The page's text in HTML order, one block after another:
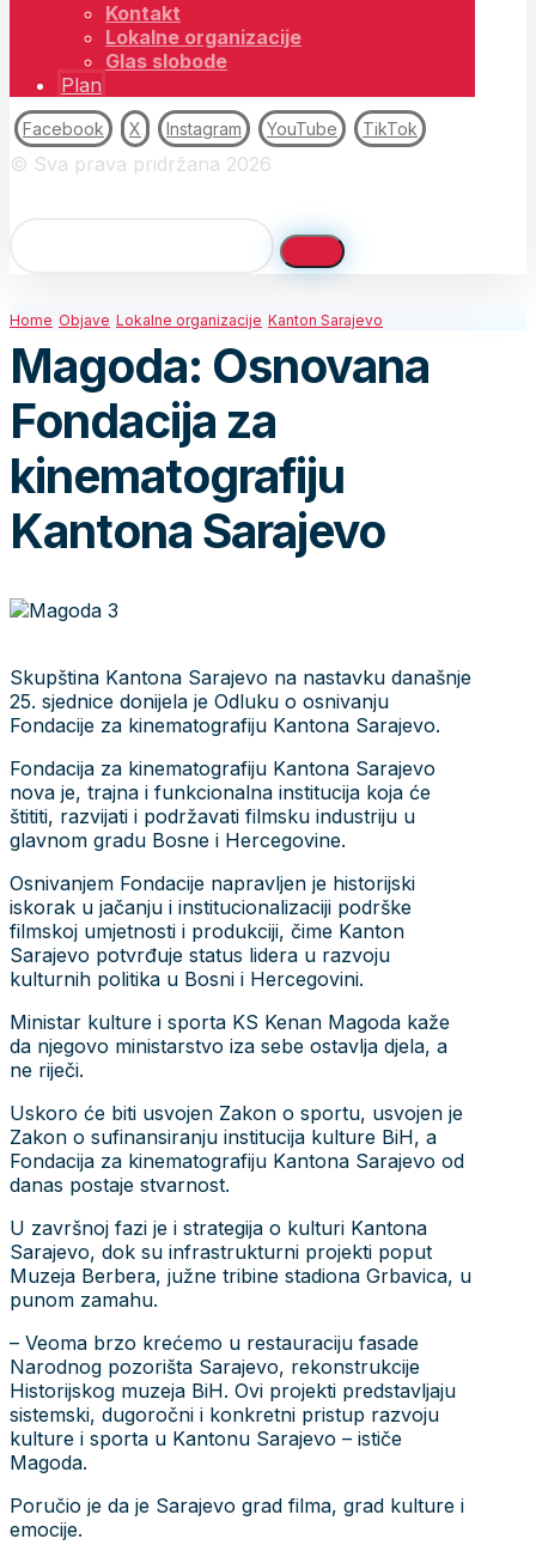
Kontakt
Lokalne organizacije
Glas slobode
Plan
Facebook X Instagram YouTube TikTok
© Sva prava pridržana 2026
Home Objave Lokalne organizacije Kanton Sarajevo
Magoda: Osnovana
Fondacija za
kinematografiju
Kantona Sarajevo
Skupština Kantona Sarajevo na nastavku današnje
25. sjednice donijela je Odluku o osnivanju
Fondacije za kinematografiju Kantona Sarajevo.
Fondacija za kinematografiju Kantona Sarajevo
nova je, trajna i funkcionalna institucija koja će
štititi, razvijati i podržavati filmsku industriju u
glavnom gradu Bosne i Hercegovine.
Osnivanjem Fondacije napravljen je historijski
iskorak u jačanju i institucionalizaciji podrške
filmskoj umjetnosti i produkciji, čime Kanton
Sarajevo potvrđuje status lidera u razvoju
kulturnih politika u Bosni i Hercegovini.
Ministar kulture i sporta KS Kenan Magoda kaže
da njegovo ministarstvo iza sebe ostavlja djela, a
ne riječi.
Uskoro će biti usvojen Zakon o sportu, usvojen je
Zakon o sufinansiranju institucija kulture BiH, a
Fondacija za kinematografiju Kantona Sarajevo od
danas postaje stvarnost.
U završnoj fazi je i strategija o kulturi Kantona
Sarajevo, dok su infrastrukturni projekti poput
Muzeja Berbera, južne tribine stadiona Grbavica, u
punom zamahu.
– Veoma brzo krećemo u restauraciju fasade
Narodnog pozorišta Sarajevo, rekonstrukcije
Historijskog muzeja BiH. Ovi projekti predstavljaju
sistemski, dugoročni i konkretni pristup razvoju
kulture i sporta u Kantonu Sarajevo – ističe
Magoda.
Poručio je da je Sarajevo grad filma, grad kulture i
emocije.